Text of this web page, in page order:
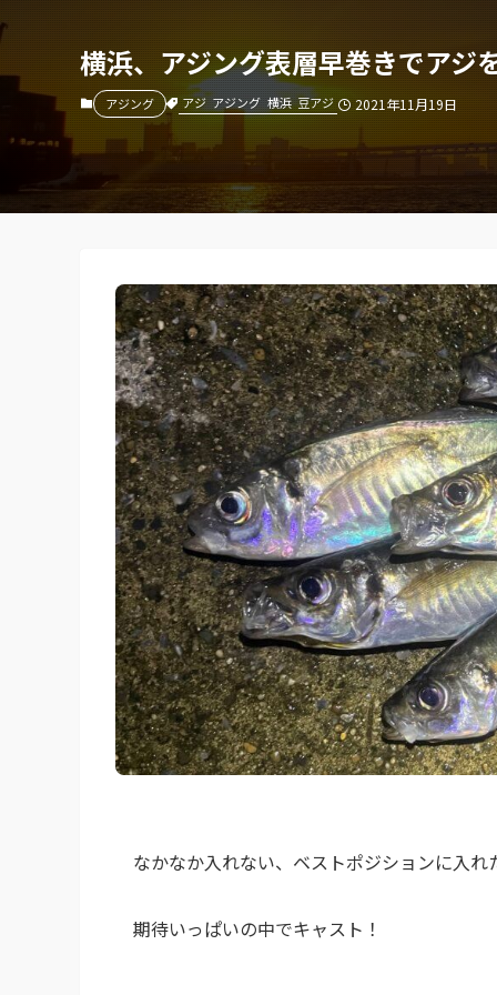
横浜、アジング表層早巻きでアジ
アジング アジ アジング 横浜 豆アジ 2021年11月19日
なかなか入れない、ベストポジションに入れ
期待いっぱいの中でキャスト！